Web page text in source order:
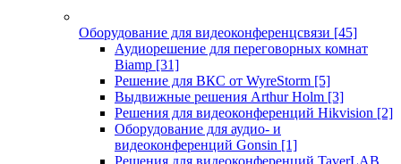
Оборудование для видеоконференцсвязи [45]
Аудиорешение для переговорных комнат
Biamp [31]
Решение для ВКС от WyreStorm [5]
Выдвижные решения Arthur Holm [3]
Решения для видеоконференций Hikvision [2]
Оборудование для аудио- и
видеоконференций Gonsin [1]
Решения для видеоконференций TaverLAB